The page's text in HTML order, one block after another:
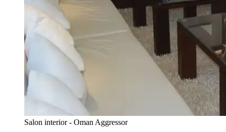
Salon interior - Oman Aggressor